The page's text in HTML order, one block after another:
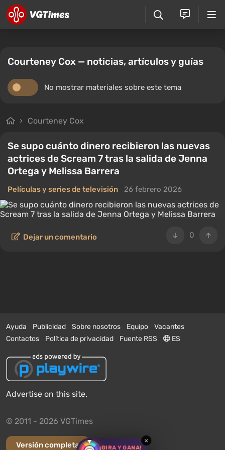
¡GIRA Y GANA!
×
Courteney Cox — noticias, artículos y guías
No mostrar materiales sobre este tema
Courteney Cox
Se supo cuánto dinero recibieron las nuevas
actrices de Scream 7 tras la salida de Jenna
Ortega y Melissa Barrera
Películas y series de televisión 26 febrero 2026
0
Dejar un comentario
Ayuda Publicidad Sobre nosotros Equipo
Vacantes
Contactos
Política de privacidad Fuente RSS ES
Advertise on this site.
© 2011 - 2026 VGTimes
Versión completa